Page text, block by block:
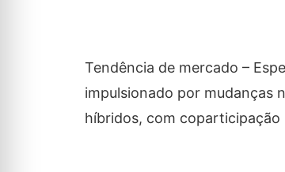
Tendência de mercado –
impulsionado por mudanças
híbridos, com coparticipação